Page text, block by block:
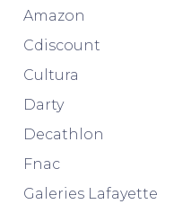
Amazon
Cdiscount
Cultura
Darty
Decathlon
Fnac
Galeries Lafayette